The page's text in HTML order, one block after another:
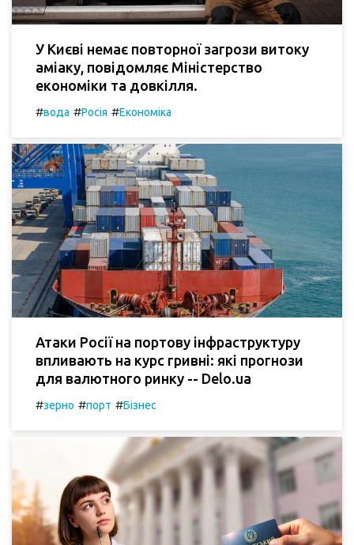
У Києві немає повторної загрози витоку
аміаку, повідомляє Міністерство
економіки та довкілля.
#вода #Росія #Економіка
Атаки Росії на портову інфраструктуру
впливають на курс гривні: які прогнози
для валютного ринку -- Delo.ua
#зерно #порт #Бізнес